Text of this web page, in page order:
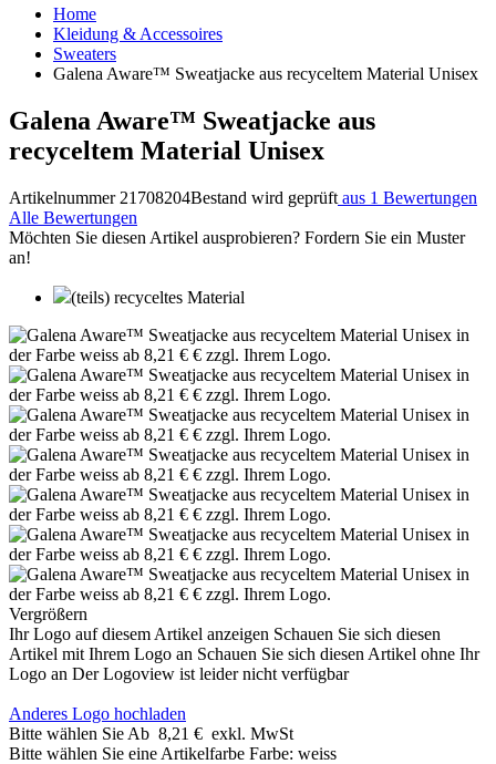
Home
Kleidung & Accessoires
Sweaters
Galena Aware™ Sweatjacke aus recyceltem Material Unisex
Galena Aware™ Sweatjacke aus
recyceltem Material Unisex
Artikelnummer 21708204Bestand wird geprüft aus 1 Bewertungen
Alle Bewertungen
Möchten Sie diesen Artikel ausprobieren? Fordern Sie ein Muster
an!
(teils) recyceltes Material
Vergrößern
Ihr Logo auf diesem Artikel anzeigen Schauen Sie sich diesen
Artikel mit Ihrem Logo an Schauen Sie sich diesen Artikel ohne Ihr
Logo an Der Logoview ist leider nicht verfügbar
Anderes Logo hochladen
Bitte wählen Sie Ab 8,21 € exkl. MwSt
Bitte wählen Sie eine Artikelfarbe Farbe: weiss